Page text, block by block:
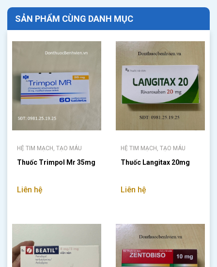
SẢN PHẨM CÙNG DANH MỤC
HỆ TIM MẠCH, TẠO MÁU
Thuốc Trimpol Mr 35mg
Liên hệ
HỆ TIM MẠCH, TẠO MÁU
Thuốc Langitax 20mg
Liên hệ